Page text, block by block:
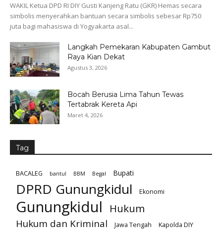
WAKIL Ketua DPD RI DIY Gusti Kanjeng Ratu (GKR) Hemas secara
simbolis menyerahkan bantuan secara simbolis sebesar Rp750
juta bagi mahasiswa di Yogyakarta asal...
Langkah Pemekaran Kabupaten Gambut
Raya Kian Dekat
Agustus 3, 2026
Bocah Berusia Lima Tahun Tewas
Tertabrak Kereta Api
Maret 4, 2026
Tag
BACALEG bantul BBM Begal Bupati
DPRD Gunungkidul Ekonomi
Gunungkidul Hukum
Hukum dan Kriminal Jawa Tengah
Kapolda DIY